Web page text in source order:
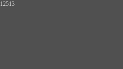
12513